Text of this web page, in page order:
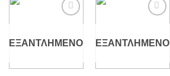
ΕΞΑΝΤΛΗΜΈΝΟ ΕΞΑΝΤΛΗΜΈΝΟ